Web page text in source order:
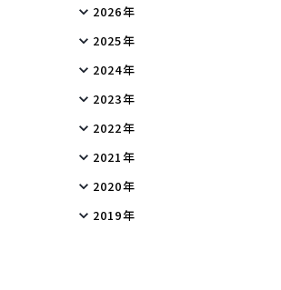
2026年
2025年
2024年
2023年
2022年
2021年
2020年
2019年